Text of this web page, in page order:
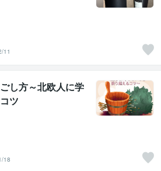
11
し方～北欧人に学
ツ
18